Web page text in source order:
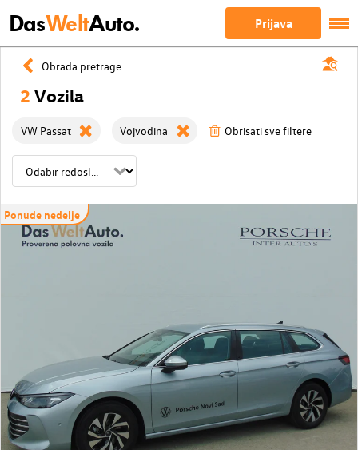
DasWeltAuto. Prijava
Obrada pretrage
2 Vozila
VW Passat Vojvodina Obrisati sve filtere
Ponude nedelje